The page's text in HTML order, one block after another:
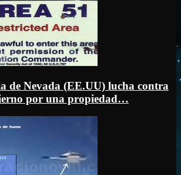
de Nevada (EE.UU) lucha contra
por una propiedad…